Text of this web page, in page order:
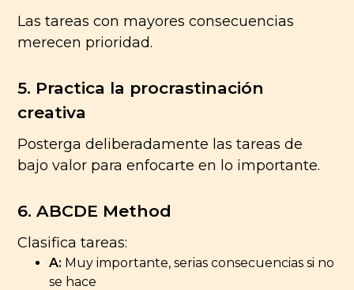
Las tareas con mayores consecuencias
merecen prioridad.
5. Practica la procrastinación
creativa
Posterga deliberadamente las tareas de
bajo valor para enfocarte en lo importante.
6. ABCDE Method
Clasifica tareas:
A: Muy importante, serias consecuencias si no
se hace